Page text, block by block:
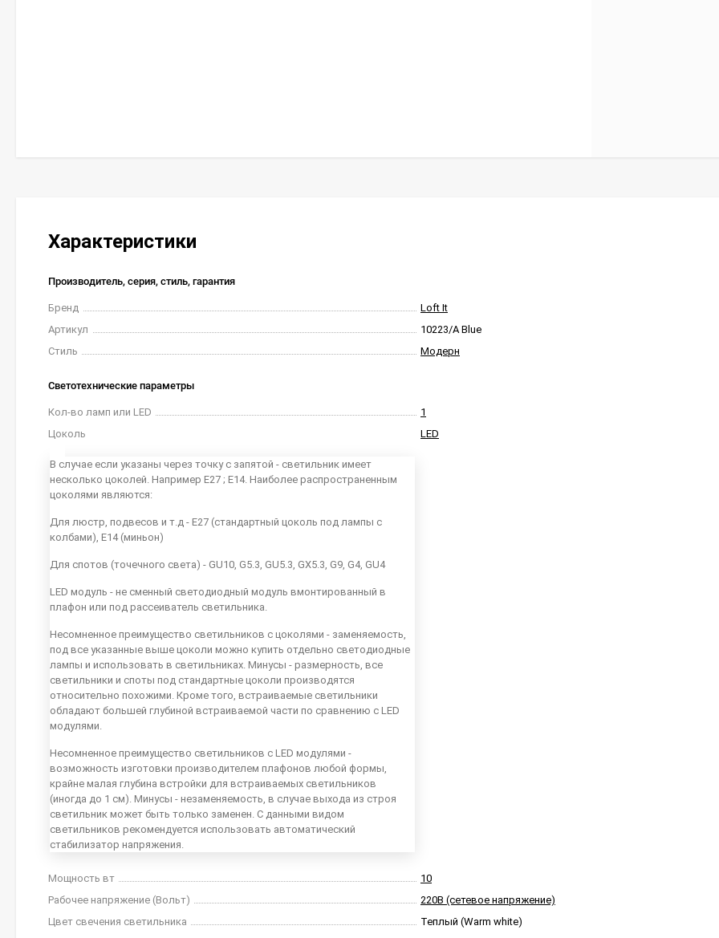
Характеристики
Производитель, серия, стиль, гарантия
Бренд
Loft It
Артикул
10223/A Blue
Стиль
Модерн
Светотехнические параметры
Кол-во ламп или LED
1
Цоколь
В случае если указаны через точку с запятой - светильник имеет
несколько цоколей. Например E27 ; E14. Наиболее распространенным
цоколями являются:
Для люстр, подвесов и т.д - E27 (стандартный цоколь под лампы с
колбами), E14 (миньон)
Для спотов (точечного света) - GU10, G5.3, GU5.3, GX5.3, G9, G4, GU4
LED модуль - не сменный светодиодный модуль вмонтированный в
плафон или под рассеиватель светильника.
Несомненное преимущество светильников с цоколями - заменяемость,
под все указанные выше цоколи можно купить отдельно светодиодные
лампы и использовать в светильниках. Минусы - размерность, все
светильники и споты под стандартные цоколи производятся
относительно похожими. Кроме того, встраиваемые светильники
обладают большей глубиной встраиваемой части по сравнению с LED
модулями.
Несомненное преимущество светильников с LED модулями -
возможность изготовки производителем плафонов любой формы,
крайне малая глубина встройки для встраиваемых светильников
(иногда до 1 см). Минусы - незаменяемость, в случае выхода из строя
светильник может быть только заменен. С данными видом
светильников рекомендуется использовать автоматический
стабилизатор напряжения.
LED
Мощность вт
10
Рабочее напряжение (Вольт)
220В (сетевое напряжение)
Цвет свечения светильника
Теплый (Warm white)